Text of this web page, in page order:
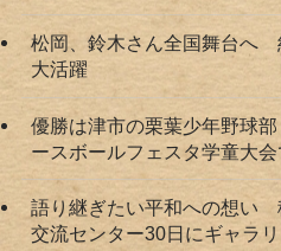
松岡、鈴木さん全国舞台へ
大活躍
優勝は津市の栗葉少年野
ースボールフェスタ学童大
語り継ぎたい平和への想い
交流センター30日にギャラ